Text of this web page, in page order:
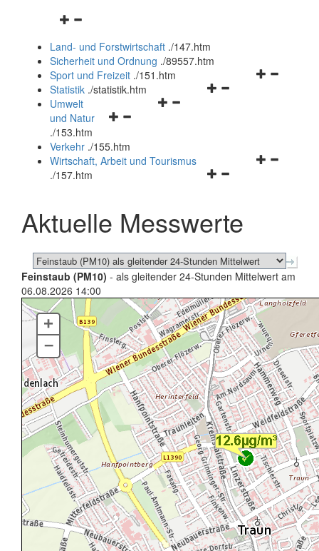
Navigationsmenü
und
schließen
Land- und Forstwirtschaft ./147.htm
Sicherheit und Ordnung ./89557.htm
Navigationsmenü
Sport und Freizeit ./151.htm
Navigationsmenü
Statistik ./statistik.htm
Navigationsmenü
und
schließen
Umwelt
und Natur
./153.htm
Verkehr ./155.htm
Navigationsmenü
schließen
Wirtschaft, Arbeit und Tourismus
./157.htm
Aktuelle Messwerte
Feinstaub (PM10) - als gleitender 24-Stunden Mittelwert am
06.08.2026 14:00
+
–